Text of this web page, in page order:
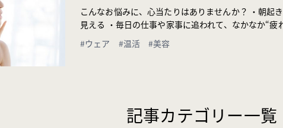
こんなお悩みに、心当たりはありませんか？ ・朝起
見える ・毎日の仕事や家事に追われて、なかなか“
#ウェア
#温活 #美容
記事カテゴリー一覧